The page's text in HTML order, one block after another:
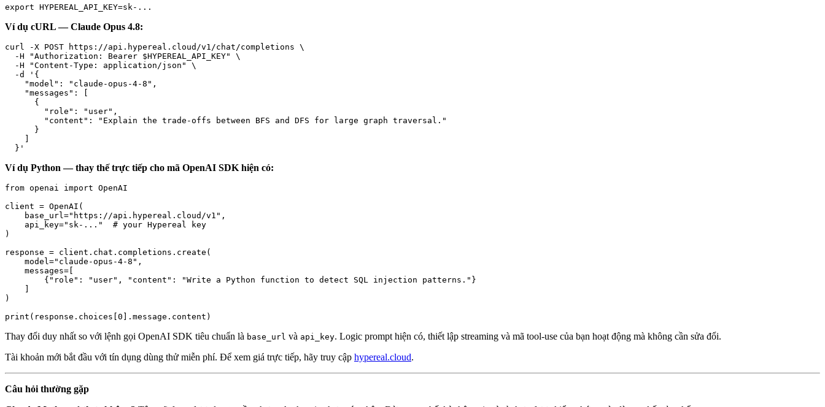
Ví dụ cURL — Claude Opus 4.8:
curl -X POST https://api.hypereal.cloud/v1/chat/completions \
  -H "Authorization: Bearer $HYPEREAL_API_KEY" \
  -H "Content-Type: application/json" \
  -d '{
    "model": "claude-opus-4-8",
    "messages": [
      {
        "role": "user",
        "content": "Explain the trade-offs between BFS and DFS for large graph traversal."
      }
Ví dụ Python — thay thế trực tiếp cho mã OpenAI SDK hiện có:
from openai import OpenAI
client = OpenAI(
    base_url="https://api.hypereal.cloud/v1",
    api_key="sk-..."  # your Hypereal key
)
response = client.chat.completions.create(
    model="claude-opus-4-8",
    messages=[
        {"role": "user", "content": "Write a Python function to detect SQL injection patterns."}
)
Thay đổi duy nhất so với lệnh gọi OpenAI SDK tiêu chuẩn là base_url và api_key. Logic prompt hiện có, thiết lập streaming và mã tool-use của bạn hoạt động mà không cần sửa đổi.
Tài khoản mới bắt đầu với tín dụng dùng thử miễn phí. Để xem giá trực tiếp, hãy truy cập hypereal.cloud.
Câu hỏi thường gặp